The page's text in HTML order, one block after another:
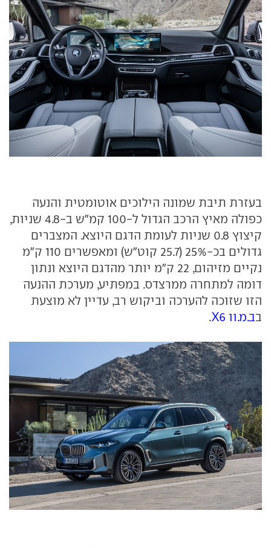
בעזרת תיבת שמונה הילוכים אוטומטית והנעה
כפולה מאיץ הרכב הגדול ל-100 קמ"ש ב-4.8 שניות,
קיצוץ 0.8 שניות לעומת הדגם היוצא. המצברים
גדולים בכ-25% (25.7 קוט"ש) ומאפשרים 110 ק"מ
נקיים מזיהום, 22 ק"מ יותר מהדגם היוצא ונתון
דומה למתחרה ממרצדס. במפתיע, מערכת ההנעה
הזו שזוכה להערכה וביקוש רב, עדיין לא מוצעת
בב.מ.וו X6 .